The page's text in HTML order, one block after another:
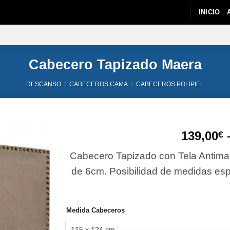
INICIO
Cabecero Tapizado Maera
DESCANSO / CABECEROS CAMA / CABECEROS POLIPIEL
139,00€
Cabecero Tapizado con Tela
de 6cm. Posibilidad de medidas
Medida Cabeceros